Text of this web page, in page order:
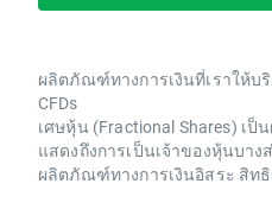
ผลิตภัณฑ์ทางการเงินที่เราให้บ
CFDs
เศษหุ้น (Fractional Shares) เ
แสดงถึงการเป็นเจ้าของหุ้นบาง
ผลิตภัณฑ์ทางการเงินอิสระ สิท